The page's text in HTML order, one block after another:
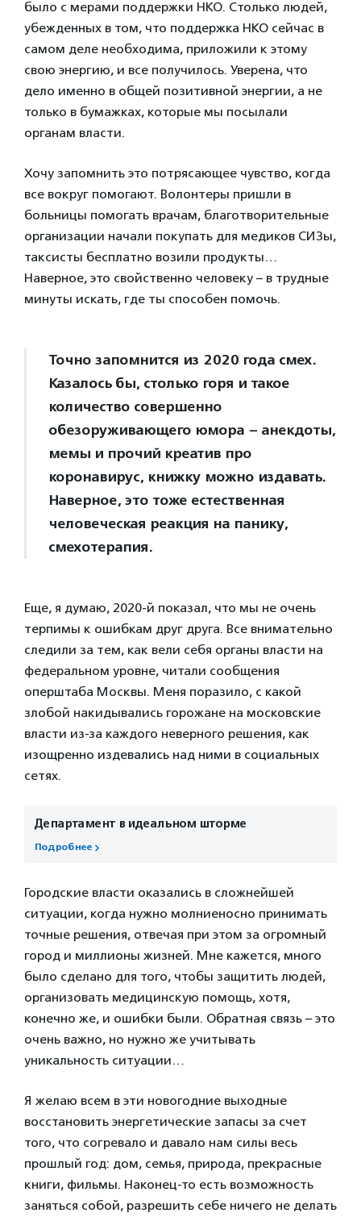
было с мерами поддержки НКО. Столько людей,
убежденных в том, что поддержка НКО сейчас в
самом деле необходима, приложили к этому
свою энергию, и все получилось. Уверена, что
дело именно в общей позитивной энергии, а не
только в бумажках, которые мы посылали
органам власти.
Хочу запомнить это потрясающее чувство, когда
все вокруг помогают. Волонтеры пришли в
больницы помогать врачам, благотворительные
организации начали покупать для медиков СИЗы,
таксисты бесплатно возили продукты…
Наверное, это свойственно человеку – в трудные
минуты искать, где ты способен помочь.
Точно запомнится из 2020 года смех.
Казалось бы, столько горя и такое
количество совершенно
обезоруживающего юмора – анекдоты,
мемы и прочий креатив про
коронавирус, книжку можно издавать.
Наверное, это тоже естественная
человеческая реакция на панику,
смехотерапия.
Еще, я думаю, 2020-й показал, что мы не очень
терпимы к ошибкам друг друга. Все внимательно
следили за тем, как вели себя органы власти на
федеральном уровне, читали сообщения
оперштаба Москвы. Меня поразило, с какой
злобой накидывались горожане на московские
власти из-за каждого неверного решения, как
изощренно издевались над ними в социальных
сетях.
Департамент в идеальном шторме
Подробнее
Городские власти оказались в сложнейшей
ситуации, когда нужно молниеносно принимать
точные решения, отвечая при этом за огромный
город и миллионы жизней. Мне кажется, много
было сделано для того, чтобы защитить людей,
организовать медицинскую помощь, хотя,
конечно же, и ошибки были. Обратная связь – это
очень важно, но нужно же учитывать
уникальность ситуации…
Я желаю всем в эти новогодние выходные
восстановить энергетические запасы за счет
того, что согревало и давало нам силы весь
прошлый год: дом, семья, природа, прекрасные
книги, фильмы. Наконец-то есть возможность
заняться собой, разрешить себе ничего не делать